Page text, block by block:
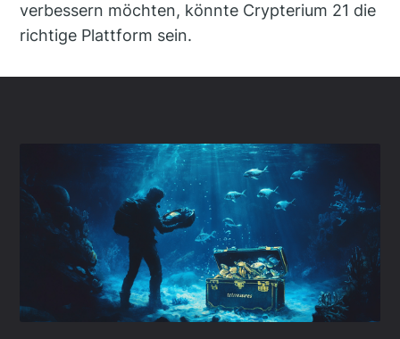
verbessern möchten, könnte Crypterium 21 die
richtige Plattform sein.